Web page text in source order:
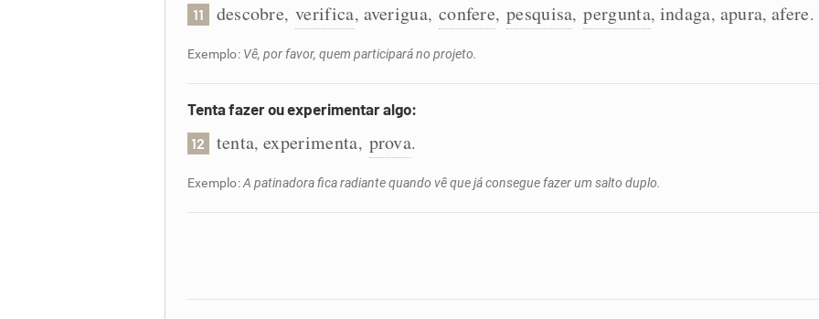
11 descobre, verifica, averigua, confere, pesquisa, pergunta, indaga, apura,afere.
Exemplo: Vê, por favor, quem participará no projeto.
Tenta fazer ou experimentar algo:
12 tenta,experimenta, prova.
Exemplo:A patinadora fica radiante quando vê que já consegue fazer um salto duplo.